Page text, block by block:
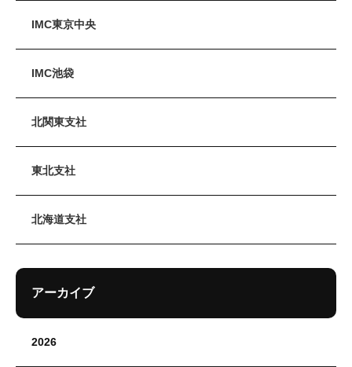
IMC東京中央
IMC池袋
北関東支社
東北支社
北海道支社
アーカイブ
2026